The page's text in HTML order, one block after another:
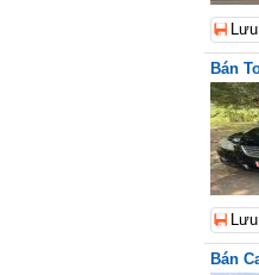
Bán
Bán